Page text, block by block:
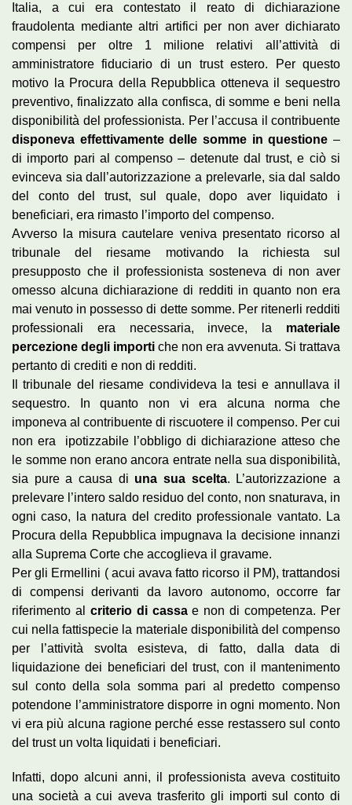
Italia, a cui era contestato il reato di dichiarazione
fraudolenta mediante altri artifici per non aver dichiarato
compensi per oltre 1 milione relativi all’attività di
amministratore fiduciario di un trust estero. Per questo
motivo la Procura della Repubblica otteneva il sequestro
preventivo, finalizzato alla confisca, di somme e beni nella
disponibilità del professionista. Per l’accusa il contribuente
disponeva effettivamente delle somme in questione –
di importo pari al compenso – detenute dal trust, e ciò si
evinceva sia dall’autorizzazione a prelevarle, sia dal saldo
del conto del trust, sul quale, dopo aver liquidato i
beneficiari, era rimasto l’importo del compenso.
Avverso la misura cautelare veniva presentato ricorso al
tribunale del riesame motivando la richiesta sul
presupposto che il professionista sosteneva di non aver
omesso alcuna dichiarazione di redditi in quanto non era
mai venuto in possesso di dette somme. Per ritenerli redditi
professionali era necessaria, invece, la materiale
percezione degli importi che non era avvenuta. Si trattava
pertanto di crediti e non di redditi.
Il tribunale del riesame condivideva la tesi e annullava il
sequestro. In quanto non vi era alcuna norma che
imponeva al contribuente di riscuotere il compenso. Per cui
non era ipotizzabile l’obbligo di dichiarazione atteso che
le somme non erano ancora entrate nella sua disponibilità,
sia pure a causa di una sua scelta. L’autorizzazione a
prelevare l’intero saldo residuo del conto, non snaturava, in
ogni caso, la natura del credito professionale vantato. La
Procura della Repubblica impugnava la decisione innanzi
alla Suprema Corte che accoglieva il gravame.
Per gli Ermellini ( acui avava fatto ricorso il PM), trattandosi
di compensi derivanti da lavoro autonomo, occorre far
riferimento al criterio di cassae non di competenza. Per
cui nella fattispecie la materiale disponibilità del compenso
per l’attività svolta esisteva, di fatto, dalla data di
liquidazione dei beneficiari del trust, con il mantenimento
sul conto della sola somma pari al predetto compenso
potendone l’amministratore disporre in ogni momento. Non
vi era più alcuna ragione perché esse restassero sul conto
del trust un volta liquidati i beneficiari.
Infatti, dopo alcuni anni, il professionista aveva costituito
una società a cui aveva trasferito gli importi sul conto di